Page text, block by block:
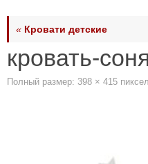
« Кровати детские
кровать-
Полный размер: 398 × 415